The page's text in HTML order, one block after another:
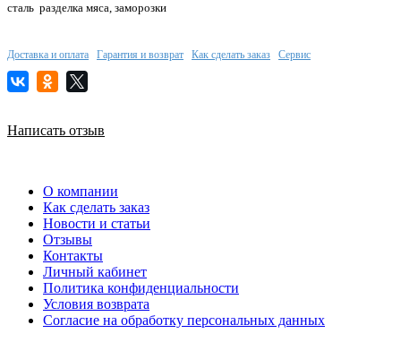
сталь разделка мяса, заморозки
Доставка и оплата Гарантия и возврат Как сделать заказ Сервис
Написать отзыв
О компании
Как сделать заказ
Новости и статьи
Отзывы
Контакты
Личный кабинет
Политика конфиденциальности
Условия возврата
Согласие на обработку персональных данных